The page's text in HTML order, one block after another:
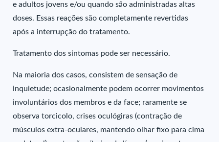
e adultos jovens e/ou quando são administradas altas
doses. Essas reações são completamente revertidas
após a interrupção do tratamento.
Tratamento dos sintomas pode ser necessário.
Na maioria dos casos, consistem de sensação de
inquietude; ocasionalmente podem ocorrer movimentos
involuntários dos membros e da face; raramente se
observa torcicolo, crises oculógiras (contração de
músculos extra-oculares, mantendo olhar fixo para cima